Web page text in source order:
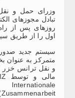
وزرای حمل و نقل
اول را از طریق
سیستم جدید
متمرکز به عنوان
و نقل ترانس خزر
Zusammenarbeit) اجرا می‌شود، به‌روزرسانی شده‌اند.